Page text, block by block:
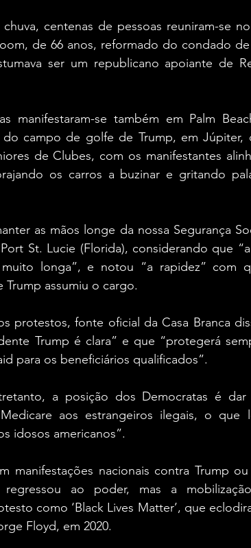
centenas de pessoas reuniram-se
de 66 anos, reformado do condado
ser um republicano apoiante de
manifestaram-se também em Palm
campo de golfe de Trump, em Júpiter,
de Clubes, com os manifestantes
os carros a buzinar e gritando
as mãos longe da nossa Segurança
St. Lucie (Florida), considerando que
longa”, e notou “a rapidez” com
assumiu o cargo.
protestos, fonte oficial da Casa Branca
Trump é clara” e que “protegerá
para os beneficiários qualificados”.
a posição dos Democratas é dar
aos estrangeiros ilegais, o que
idosos americanos”.
manifestações nacionais contra Trump
ao poder, mas a
como ‘Black Lives Matter’, que
Floyd, em 2020.